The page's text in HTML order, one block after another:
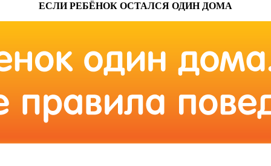
ЕСЛИ РЕБЁНОК ОСТАЛСЯ ОДИН ДОМА